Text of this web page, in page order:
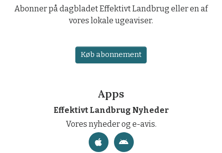
Abonner på dagbladet Effektivt Landbrug eller en af
vores lokale ugeaviser.
Køb abonnement
Apps
Effektivt Landbrug Nyheder
Vores nyheder og e-avis.